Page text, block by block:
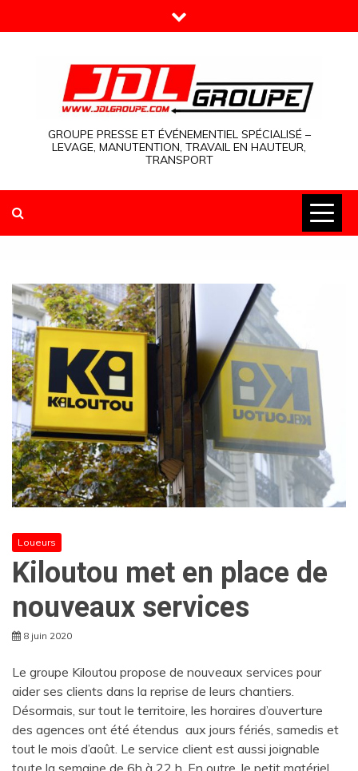
to
GROUPE PRESSE ET ÉVÉNEMENTIEL SPÉCIALISÉ –
LEVAGE, MANUTENTION, TRAVAIL EN HAUTEUR,
TRANSPORT
Loueurs
Kiloutou met en place de
nouveaux services
8 juin 2020
Le groupe Kiloutou propose de nouveaux services pour
aider ses clients dans la reprise de leurs chantiers.
Désormais, sur tout le territoire, les horaires d’ouverture
des agences ont été étendus aux jours fériés, samedis et
tout le mois d’août. Le service client est aussi joignable
toute la semaine de 6h à 22 h. En outre, le petit matériel